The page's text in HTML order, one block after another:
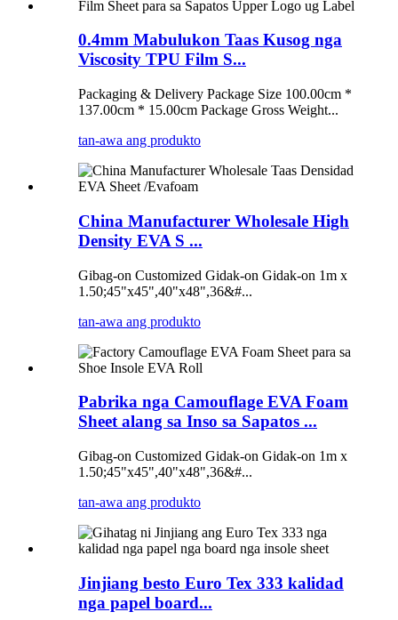
0.4mm Mabulukon Taas Kusog nga
Viscosity TPU Film S...
Packaging & Delivery Package Size 100.00cm *
137.00cm * 15.00cm Package Gross Weight...
tan-awa ang produkto
China Manufacturer Wholesale High
Density EVA S ...
Gibag-on Customized Gidak-on Gidak-on 1m x
1.50;45"x45",40"x48",36&#...
tan-awa ang produkto
Pabrika nga Camouflage EVA Foam
Sheet alang sa Inso sa Sapatos ...
Gibag-on Customized Gidak-on Gidak-on 1m x
1.50;45"x45",40"x48",36&#...
tan-awa ang produkto
Jinjiang besto Euro Tex 333 kalidad
nga papel board...